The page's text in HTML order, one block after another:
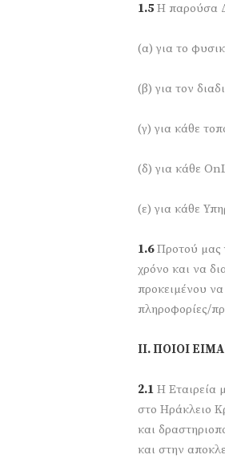
1.5 Η παρούσα
(α) για το
(β) για τον
(γ) για κάθε
(δ) για κάθε
(ε) για κάθε
1.6Προτού μας
χρόνο και να
προκειμένου
πληροφορίες/
ΙΙ. ΠΟΙΟΙ
2.1 Η Εταιρεία
στο Ηράκλειο
και
και στην